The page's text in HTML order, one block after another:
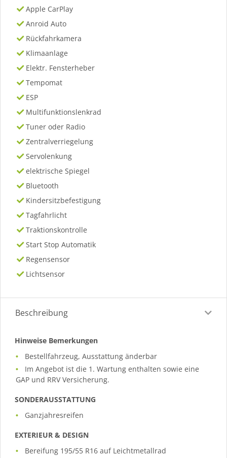
Apple CarPlay
Anroid Auto
Rückfahrkamera
Klimaanlage
Elektr. Fensterheber
Tempomat
ESP
Multifunktionslenkrad
Tuner oder Radio
Zentralverriegelung
Servolenkung
elektrische Spiegel
Bluetooth
Kindersitzbefestigung
Tagfahrlicht
Traktionskontrolle
Start Stop Automatik
Regensensor
Lichtsensor
Beschreibung
Hinweise Bemerkungen
Bestellfahrzeug, Ausstattung änderbar
Im Angebot ist die 1. Wartung enthalten sowie eine
GAP und RRV Versicherung.
SONDERAUSSTATTUNG
Ganzjahresreifen
EXTERIEUR & DESIGN
Bereifung 195/55 R16 auf Leichtmetallrad